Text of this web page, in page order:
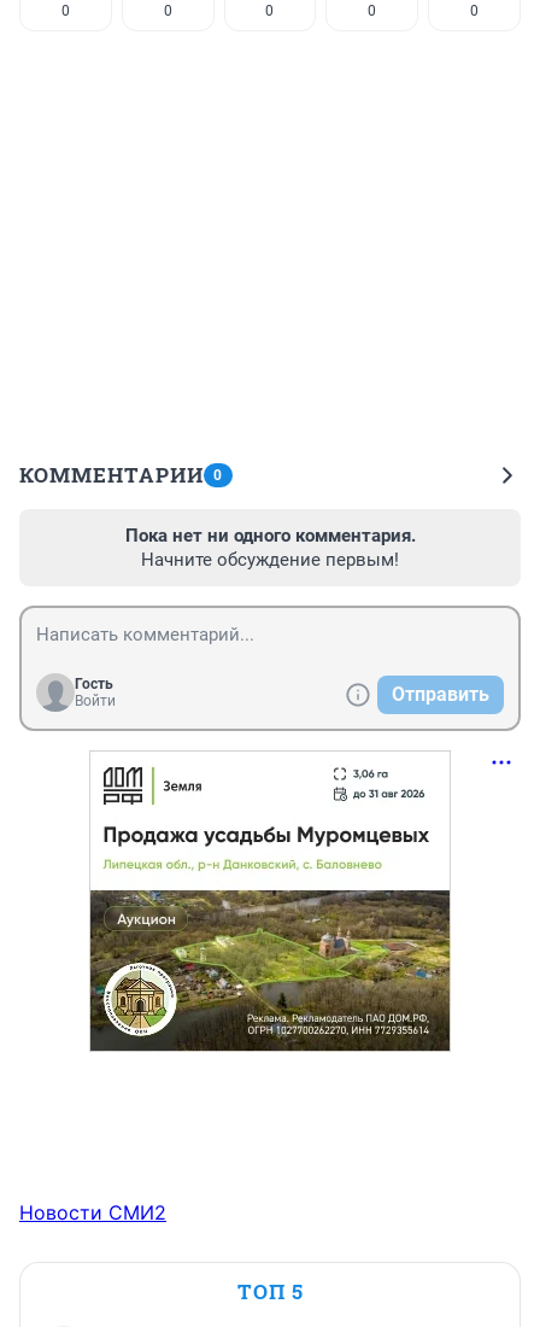
0 0 0 0 0
КОММЕНТАРИИ 0
Пока нет ни одного комментария.
Начните обсуждение первым!
Гость
Войти
Отправить
Новости СМИ2
ТОП 5